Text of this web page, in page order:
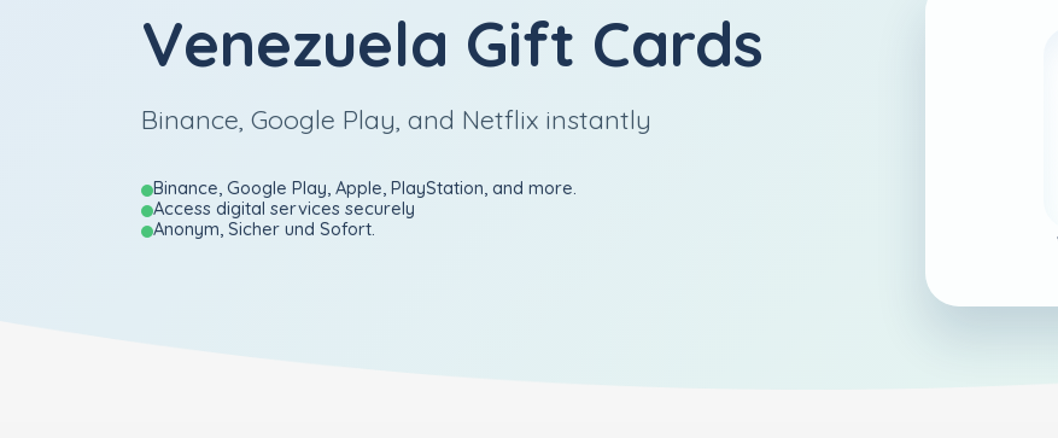
Venezuela Gift Cards
Binance, Google Play, and Netflix instantly
Binance, Google Play, Apple, PlayStation, and more.
Access digital services securely
Anonym, Sicher und Sofort.